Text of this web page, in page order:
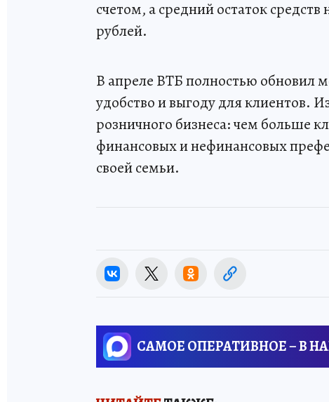
счетом, а средний остаток
рублей.
В апреле ВТБ полностью обновил
удобство и выгоду для
розничного бизнеса: чем больше
финансовых и нефинансовых
своей семьи.
САМОЕ ОПЕРАТИВНОЕ – В